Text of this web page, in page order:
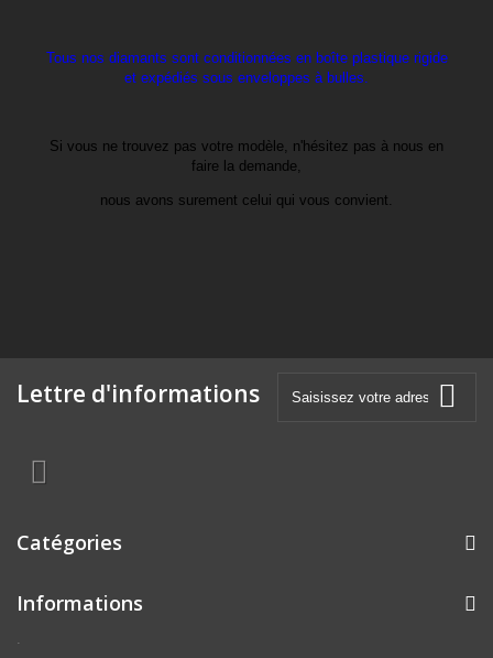
Tous nos diamants sont conditionnées en boîte plastique rigide
et expédiés sous enveloppes à bulles.
Si vous ne trouvez pas votre modèle, n'hésitez pas à nous en
faire la demande,
nous avons surement celui qui vous convient.
Lettre d'informations
Catégories
Informations
.